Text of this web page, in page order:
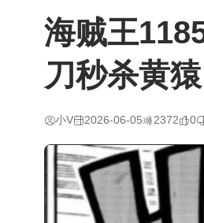
海贼王
刀秒杀黄猿
小V 2026-06-05 2372 0